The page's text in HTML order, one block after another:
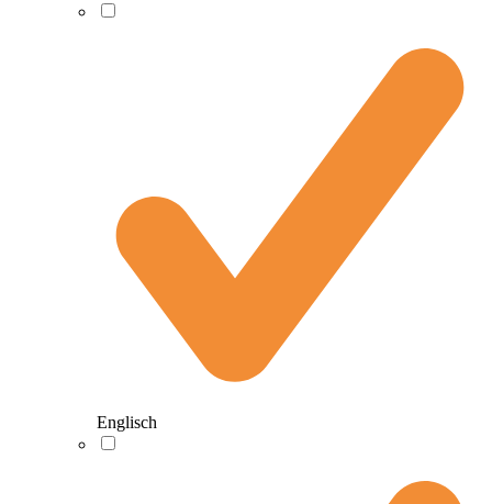
Englisch